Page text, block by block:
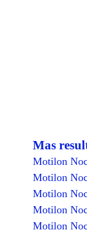
Mas
Motilon
Motilon
Motilon
Motilon
Motilon